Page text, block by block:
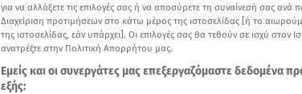
για να αλλάξετε τις επιλογές σας ή να αποσύρετε τη συναίνεσή σας
Διαχείριση προτιμήσεων στο κάτω μέρος της ιστοσελίδας [ή το
της ιστοσελίδας, εάν υπάρχει]. Οι επιλογές σας θα τεθούν σε ισχύ στον
ανατρέξτε στην Πολιτική Απορρήτου μας.
Εμείς και οι συνεργάτες μας επεξεργαζόμαστε δεδομένα
εξής: